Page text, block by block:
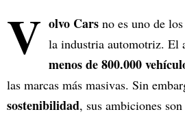
V olvo Cars no es uno de
la industria automotriz. El
menos de 800.000
las marcas más masivas. Sin
sostenibilidad, sus ambiciones